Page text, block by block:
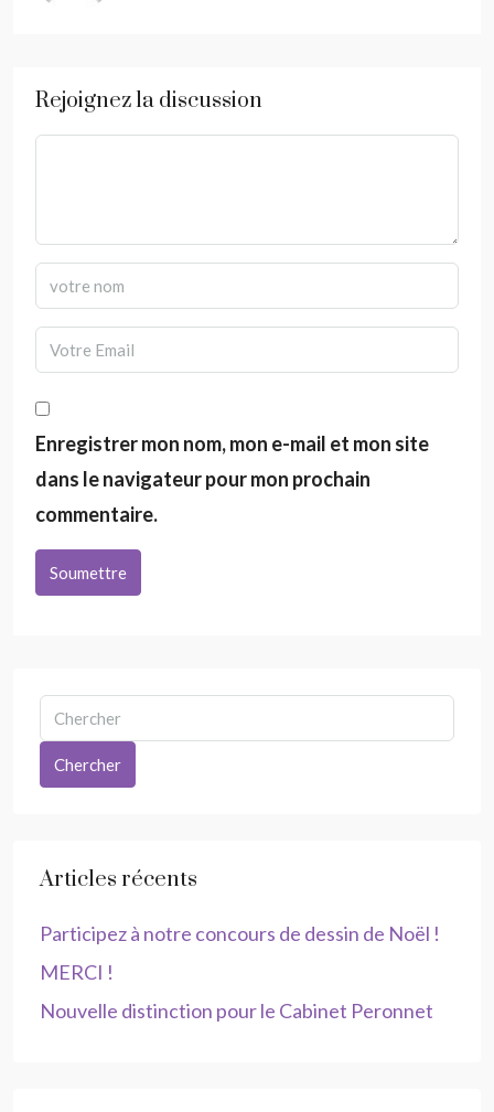
Rejoignez la discussion
Enregistrer mon nom, mon e-mail et mon site
dans le navigateur pour mon prochain
commentaire.
Soumettre
Chercher
Articles récents
Participez à notre concours de dessin de Noël !
MERCI !
Nouvelle distinction pour le Cabinet Peronnet